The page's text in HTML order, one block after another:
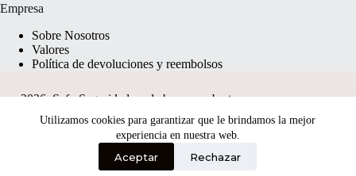
Utilizamos cookies para garantizar que le brindamos la mejor
experiencia en nuestra web.
Aceptar Rechazar
Empresa
Sobre Nosotros
Valores
Política de devoluciones y reembolsos
2026, Safy Seguridad made byanyweb.pt